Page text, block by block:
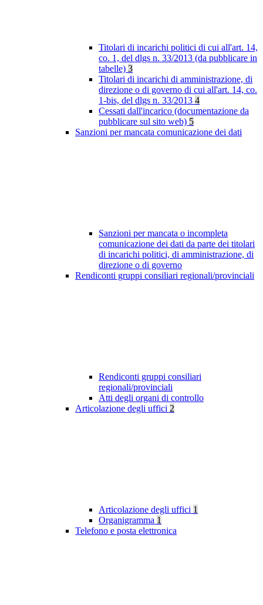
Titolari di incarichi politici di cui all'art. 14,
co. 1, del dlgs n. 33/2013 (da pubblicare in
tabelle) 3
Titolari di incarichi di amministrazione, di
direzione o di governo di cui all'art. 14, co.
1-bis, del dlgs n. 33/2013 4
Cessati dall'incarico (documentazione da
pubblicare sul sito web) 5
Sanzioni per mancata comunicazione dei dati
Sanzioni per mancata o incompleta
comunicazione dei dati da parte dei titolari
di incarichi politici, di amministrazione, di
direzione o di governo
Rendiconti gruppi consiliari regionali/provinciali
Rendiconti gruppi consiliari
regionali/provinciali
Atti degli organi di controllo
Articolazione degli uffici 2
Articolazione degli uffici 1
Organigramma 1
Telefono e posta elettronica